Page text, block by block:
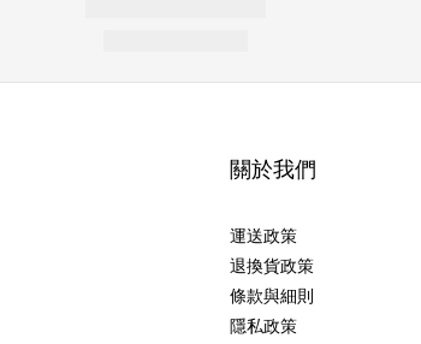
關於我們
運送政策
退換貨政策
條款與細則
隱私政策